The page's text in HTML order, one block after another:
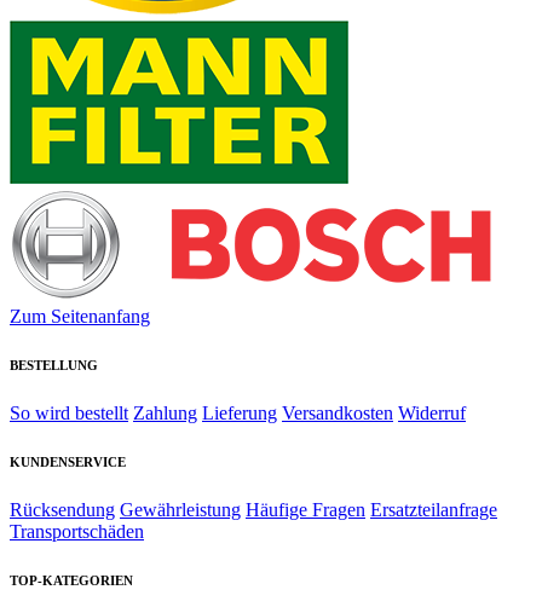
Zum Seitenanfang
BESTELLUNG
So wird bestellt Zahlung Lieferung Versandkosten Widerruf
KUNDENSERVICE
Rücksendung Gewährleistung Häufige Fragen Ersatzteilanfrage
Transportschäden
TOP-KATEGORIEN